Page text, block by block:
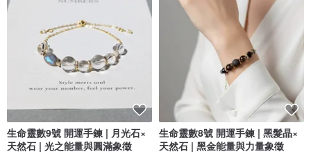
生命靈數9號 開運手鍊 | 月光石×
天然石 | 光之能量與圓滿象徵
生命靈數8號 開運手鍊 | 黑髮晶×
天然石 | 黑金能量與力量象徵